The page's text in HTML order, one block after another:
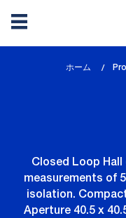
ホーム
Closed Loop
measurements of
isolation.
Aperture 40.5 x